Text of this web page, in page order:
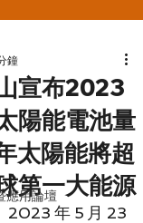
應用論壇
宣布2023
陽能電池量
太陽能將超
第一大能源
鐘
2023年5月23